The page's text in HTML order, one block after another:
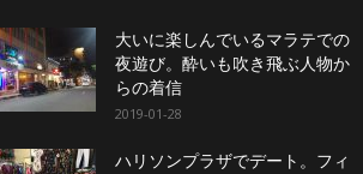
大いに楽しんでいるマラテでの
夜遊び。酔いも吹き飛ぶ人物か
らの着信
2019-01-28
ハリソンプラザでデート。フィ